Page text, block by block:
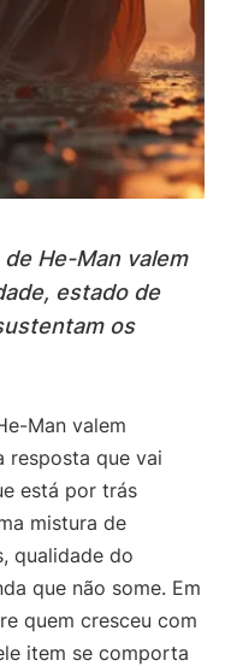
He-Man valem
estado de
os
Man valem
resposta que vai
está por trás
mistura de
qualidade do
que não some. Em
quem cresceu com
item se comporta